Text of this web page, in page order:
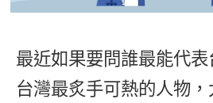
基礎字彙
情境閱讀
英文文法技巧
Let's Talk
外語即時通
兒童美語
點讀筆教材
數位學習教材
最近如果要問誰最能代
台灣最炙手可熱的人物，